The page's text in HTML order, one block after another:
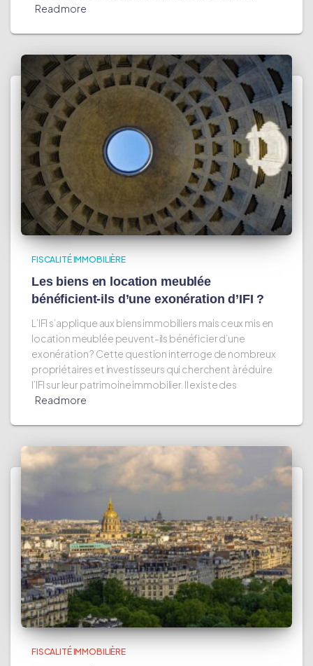
Read more
FISCALITÉ IMMOBILIÈRE
Les biens en location meublée
bénéficient-ils d’une exonération d’IFI ?
L’IFI s’applique aux biens immobiliers mais ceux mis en
location meublée peuvent-ils bénéficier d’une
exonération ? Cette question interroge de nombreux
propriétaires et investisseurs qui cherchent à réduire
l’IFI sur leur patrimoine immobilier. Il existe des
Read more
FISCALITÉ IMMOBILIÈRE